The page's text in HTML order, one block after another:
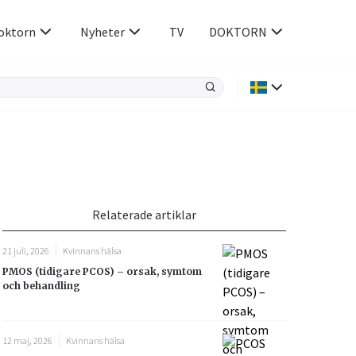
Rökavvänjning
Rörelseapparaten
Sex & Samliv
Sömn & Stress
Nyheter TV DOKTORN
Relaterade artiklar
21 juli, 2026
Kvinnans hälsa
PMOS (tidigare PCOS) – orsak, symtom
och behandling
12 maj, 2026
Kvinnans hälsa